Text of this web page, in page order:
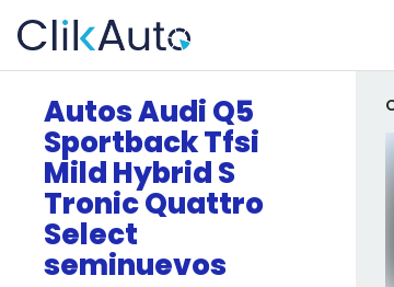
Autos Audi Q5
Sportback Tfsi
Mild Hybrid S
Tronic Quattro
Select
seminuevos